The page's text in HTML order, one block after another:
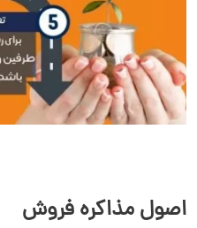
اصول مذاکره فروش